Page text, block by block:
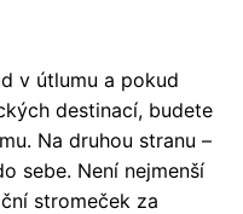
v útlumu a pokud
destinací, budete
Na druhou stranu –
sebe. Není nejmenší
stromeček za